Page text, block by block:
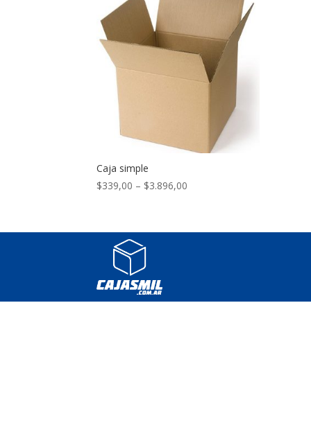
Caja simple
$339,00 – $3.896,00